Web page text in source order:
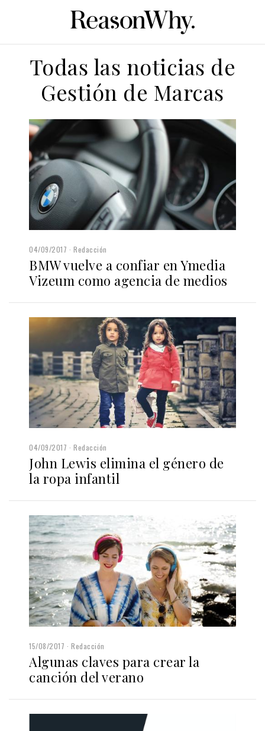
Todas las noticias de
Gestión de Marcas
04/09/2017 Redacción
BMW vuelve a confiar en Ymedia
Vizeum como agencia de medios
04/09/2017 Redacción
John Lewis elimina el género de
la ropa infantil
15/08/2017 Redacción
Algunas claves para crear la
canción del verano